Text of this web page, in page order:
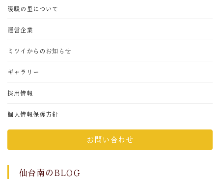
暖暖の里について
運営企業
ミツイからのお知らせ
ギャラリー
採用情報
個人情報保護方針
お問い合わせ
仙台南のBLOG